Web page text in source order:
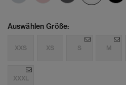
Auswählen Größe:
XXS XS S M
XXXL